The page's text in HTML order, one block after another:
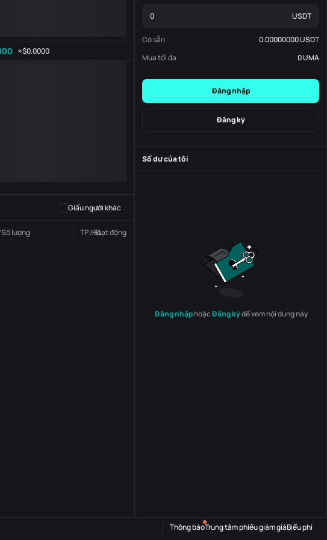
≈$0.0000
-
Giấu người khác
lượng TP / SLHoạt động
USDT
Có sẵn 0.00000000USDT
Mua tối đa
0UMA
Đăng nhập
Đăng ký
Số dư của tôi
Đăng nhậphoặcĐăng kýđể xem nội dung này
Thông báoTrung tâm phiếu giảm giáBiểu phí